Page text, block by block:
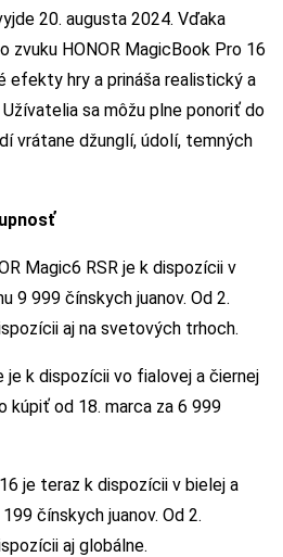
20. augusta 2024. Vďaka
zvuku HONOR MagicBook Pro 16
efekty hry a prináša realistický a
sa môžu plne ponoriť do
vrátane džunglí, údolí, temných
Magic6 RSR je k dispozícii v
9 999 čínskych juanov. Od 2.
aj na svetových trhoch.
je k dispozícii vo fialovej a čiernej
kúpiť od 18. marca za 6 999
je teraz k dispozícii v bielej a
čínskych juanov. Od 2.
aj globálne.